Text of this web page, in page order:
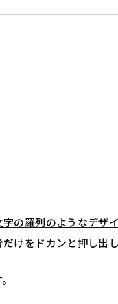
字の羅列のようなデザ
けをドカンと押し出